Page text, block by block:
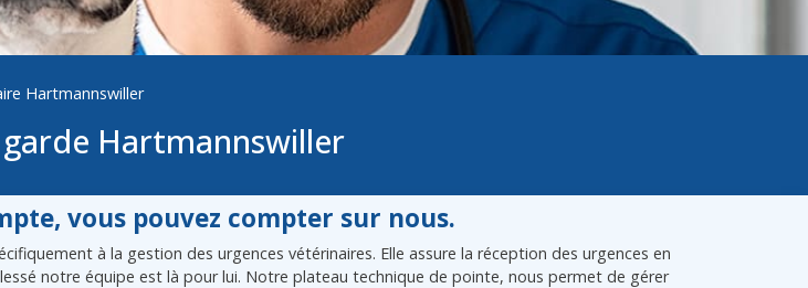
Hartmannswiller
Hartmannswiller
vous pouvez compter sur nous.
à la gestion des urgences vétérinaires. Elle assure la réception des urgences en
notre équipe est là pour lui. Notre plateau technique de pointe, nous permet de gérer